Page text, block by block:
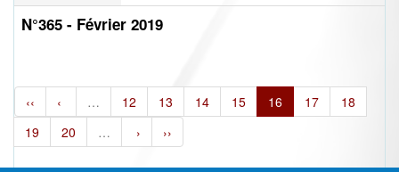
N°365 - Février 2019
‹‹ ‹ … 12 13 14 15 16 17
18
19
20 … › ››